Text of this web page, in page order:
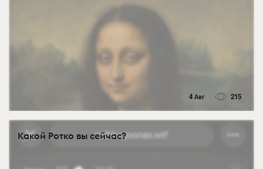
4 Авг 215
Какой Ротко вы сейчас?